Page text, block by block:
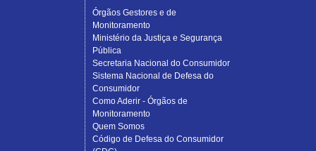
Órgãos Gestores e de
Monitoramento
Ministério da Justiça e Segurança
Pública
Secretaria Nacional do Consumidor
Sistema Nacional de Defesa do
Consumidor
Como Aderir - Órgãos de
Monitoramento
Quem Somos
Código de Defesa do Consumidor